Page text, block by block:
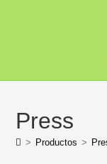
Press
> Productos >